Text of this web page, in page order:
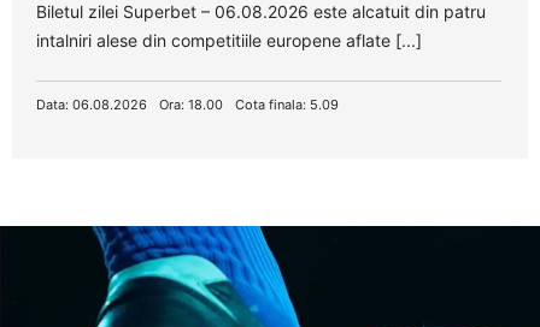
Biletul zilei Superbet – 06.08.2026 este alcatuit din patru
intalniri alese din competitiile europene aflate [...]
Data: 06.08.2026 Ora: 18.00 Cota finala: 5.09